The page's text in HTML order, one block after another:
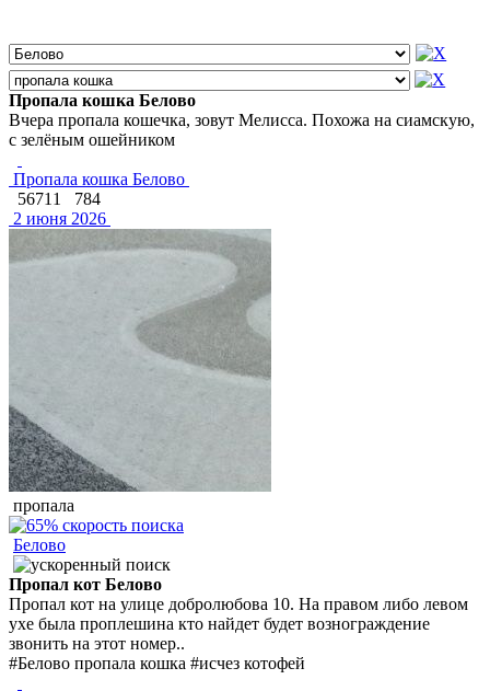
Пропала кошка Белово
Вчера пропала кошечка, зовут Мелисса. Похожа на сиамскую,
с зелёным ошейником
Пропала кошка Белово
56711
784
2 июня 2026
пропала
Белово
Пропал кот Белово
Пропал кот на улице добролюбова 10. На правом либо левом
ухе была проплешина кто найдет будет вознограждение
звонить на этот номер..
#Белово пропала кошка #исчез котофей